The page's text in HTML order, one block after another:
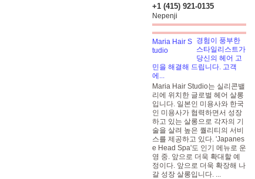
+1 (415) 921-0135
Nepenji
경험이 풍부한
스타일리스트가
당신의 헤어 고
민을 해결해 드립니다. 고객
에...
Maria Hair Studio는 실리콘밸
리에 위치한 글로벌 헤어 살롱
입니다. 일본인 미용사와 한국
인 미용사가 협력하면서 성장
하고 있는 살롱으로 각자의 기
술을 살려 높은 퀄리티의 서비
스를 제공하고 있다. 'Japanes
e Head Spa'도 인기 메뉴로 운
영 중. 앞으로 더욱 확대할 예
정이다. 앞으로 더욱 확장해 나
갈 성장 살롱입니다. ...